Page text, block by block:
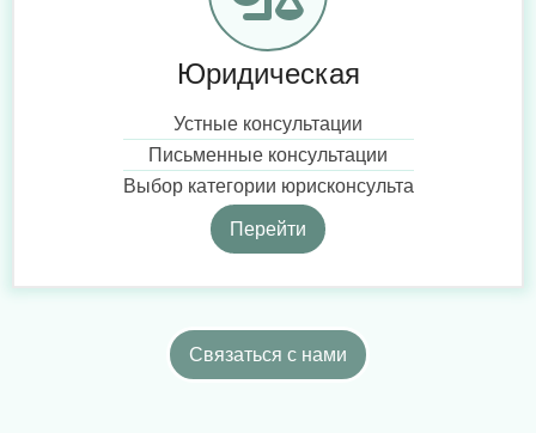
Юридическая
Устные консультации
Письменные консультации
Выбор категории юрисконсульта
Перейти
Связаться с нами